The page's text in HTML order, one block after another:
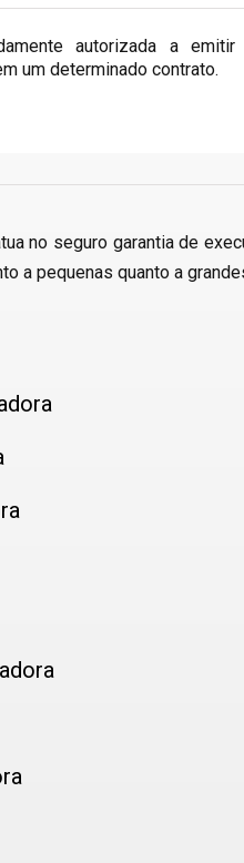
autorizada a
um determinado contrato.
no seguro garantia de
a pequenas quanto a